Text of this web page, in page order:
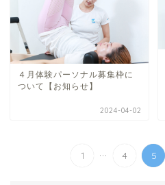
４月体験パーソナル募集枠に
ついて【お知らせ】
2024-04-02
1 ... 4 5